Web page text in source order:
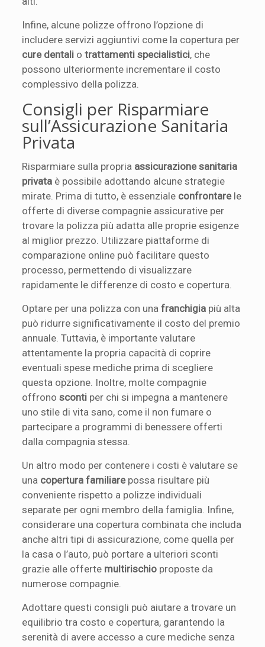
Infine, alcune polizze offrono l’opzione di
includere servizi aggiuntivi come la copertura per
cure dentali otrattamenti specialistici, che
possono ulteriormente incrementare il costo
complessivo della polizza.
Consigli per Risparmiare
sull’Assicurazione Sanitaria
Privata
Risparmiare sulla propria assicurazione sanitaria
privata è possibile adottando alcune strategie
mirate. Prima di tutto, è essenziale confrontarele
offerte di diverse compagnie assicurative per
trovare la polizza più adatta alle proprie esigenze
al miglior prezzo. Utilizzare piattaforme di
comparazione online può facilitare questo
processo, permettendo di visualizzare
rapidamente le differenze di costo e copertura.
Optare per una polizza con unafranchigia più alta
può ridurre significativamente il costo del premio
annuale. Tuttavia, è importante valutare
attentamente la propria capacità di coprire
eventuali spese mediche prima di scegliere
questa opzione. Inoltre, molte compagnie
offronosconti per chi si impegna a mantenere
uno stile di vita sano, come il non fumare o
partecipare a programmi di benessere offerti
dalla compagnia stessa.
Un altro modo per contenere i costi è valutare se
una copertura familiarepossa risultare più
conveniente rispetto a polizze individuali
separate per ogni membro della famiglia. Infine,
considerare una copertura combinata che includa
anche altri tipi di assicurazione, come quella per
la casa o l’auto, può portare a ulteriori sconti
grazie alle offerte multirischio proposte da
numerose compagnie.
Adottare questi consigli può aiutare a trovare un
equilibrio tra costo e copertura, garantendo la
serenità di avere accesso a cure mediche senza